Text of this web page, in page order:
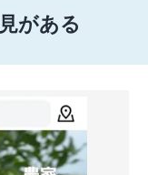
がある